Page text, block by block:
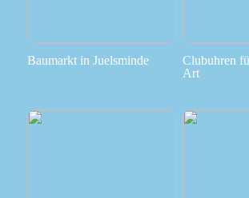
Baumarkt in Juelsminde
Clubuhren
Art